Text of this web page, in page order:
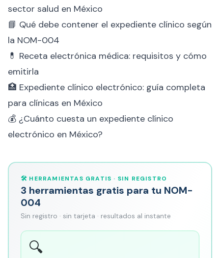
sector salud en México
📘 Qué debe contener el expediente clínico según
la NOM-004
💊 Receta electrónica médica: requisitos y cómo
emitirla
🏥 Expediente clínico electrónico: guía completa
para clínicas en México
💰 ¿Cuánto cuesta un expediente clínico
electrónico en México?
🛠️ HERRAMIENTAS GRATIS · SIN REGISTRO
3 herramientas gratis para tu NOM-
004
Sin registro · sin tarjeta · resultados al instante
🔍